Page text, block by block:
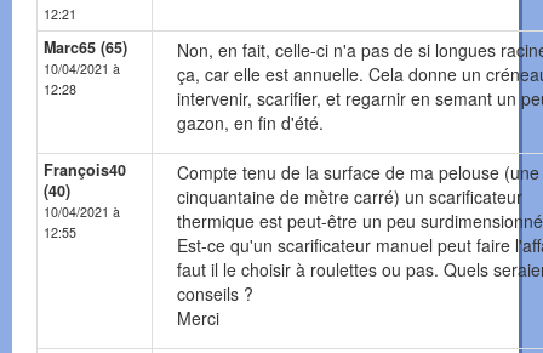
12:21
Marc65 (65)
10/04/2021 à
12:28
Non, en fait, celle-ci n'a pas de si longues
ça, car elle est annuelle. Cela donne un
intervenir, scarifier, et regarnir en semant un
gazon, en fin d'été.
François40
(40)
10/04/2021 à
12:55
Compte tenu de la surface de ma pelouse (une
cinquantaine de mètre carré) un scarificateur
thermique est peut-être un peu
Est-ce qu'un scarificateur manuel peut faire
faut il le choisir à roulettes ou pas. Quels
conseils ?
Merci